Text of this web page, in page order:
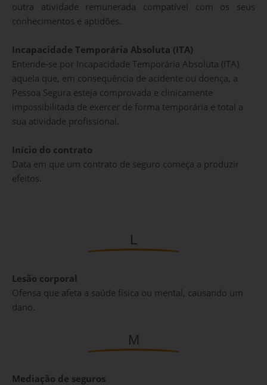
outra atividade remunerada compatível com os seus
conhecimentos e aptidões.
Incapacidade Temporária Absoluta (ITA)
Entende-se por Incapacidade Temporária Absoluta (ITA)
aquela que, em consequência de acidente ou doença, a
Pessoa Segura esteja comprovada e clinicamente
impossibilitada de exercer de forma temporária e total a
sua atividade profissional.
Início do contrato
Data em que um contrato de seguro começa a produzir
efeitos.
L
Lesão corporal
Ofensa que afeta a saúde física ou mental, causando um
dano.
M
Mediação de seguros